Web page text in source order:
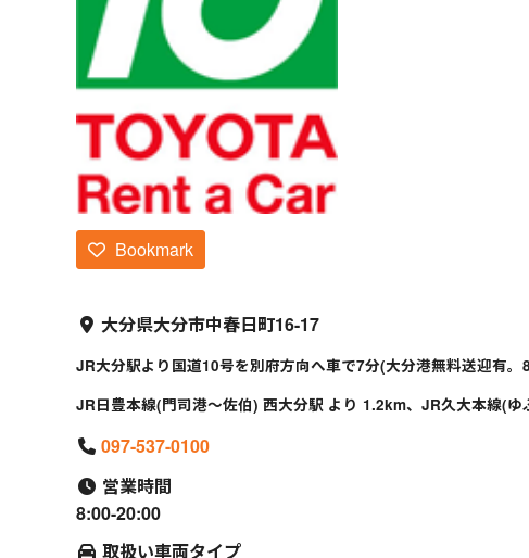
Bookmark
大分県大分市中春日町16-17
JR大分駅より国道10号を別府方向へ車で7分(大分港無料送迎有
JR日豊本線(門司港～佐伯) 西大分駅 より 1.2km、JR久大本線(
097-537-0100
営業時間
8:00-20:00
取扱い車両タイプ